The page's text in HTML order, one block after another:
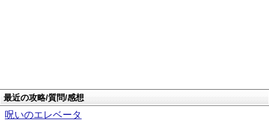
最近の攻略/質問/感想
呪いのエレベータ